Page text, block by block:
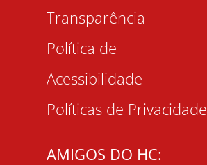
Transparência
Política de
Acessibilidade
Políticas de Privacidade
AMIGOS DO HC: